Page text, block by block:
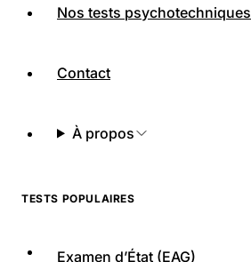
Nos tests psychotechniques
Contact
À propos
TESTS POPULAIRES
Examen d’État (EAG)